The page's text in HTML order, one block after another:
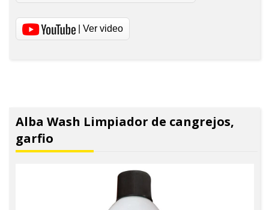
| Ver video
Alba Wash Limpiador de cangrejos,
garfio